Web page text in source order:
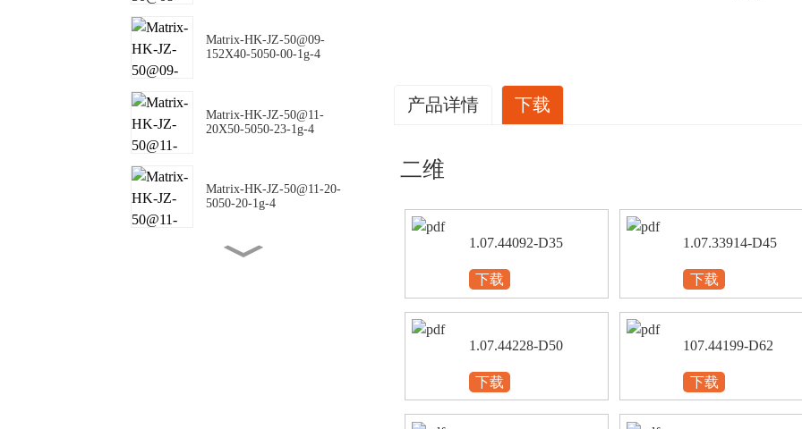
Matrix-HK-JZ-50@09-
152X40-5050-00-1g-4
Matrix-HK-JZ-50@11-
20X50-5050-23-1g-4
Matrix-HK-JZ-50@11-20-
5050-20-1g-4
产品详情 下载
二维
1.07.44092-D35
下载
1.07.33914-D45
下载
1.07.44228-D50
下载
107.44199-D62
下载